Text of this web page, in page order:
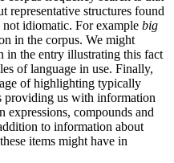
representative structures found
idiomatic. For example big
in the corpus. We might
in the entry illustrating this fact
of language in use. Finally,
of highlighting typically
providing us with information
expressions, compounds and
to information about
items might have in